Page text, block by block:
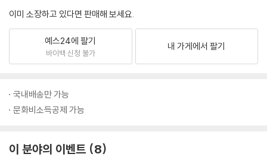
이미 소장하고 있다면 판매해 보세요.
예스24에 팔기
바이백 신청 불가
내 가게에서 팔기
국내배송만 가능
문화비소득공제 가능
이 분야의 이벤트 8